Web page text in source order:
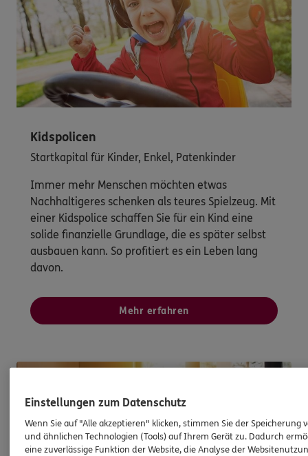
Kidspolicen
Startkapital für Kinder, Enkel, Patenkinder
Immer mehr Menschen möchten etwas
Nachhaltigeres schenken als teures Spielzeug. Mit
einer Kidspolice schaffen Sie für ein Kind eine
solide finanzielle Grundlage, die es später selbst
ausbauen kann. So profitiert es ein Leben lang
davon.
Mehr erfahren
Einstellungen zum Datenschutz
Wenn Sie auf "Alle akzeptieren" klicken, stimmen Sie der Speicherung
und ähnlichen Technologien (Tools) auf Ihrem Gerät zu. Dadurch
eine zuverlässige Funktion der Website, die Analyse der